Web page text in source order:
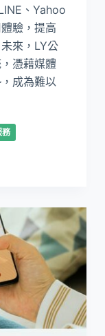
、Yahoo
驗，提高
來，LY公
憑藉媒體
成為難以
務